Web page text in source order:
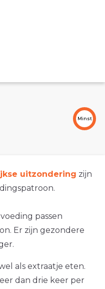
Minst
uitzondering zijn
passen
Er zijn gezondere
als extraatje eten.
dan drie keer per